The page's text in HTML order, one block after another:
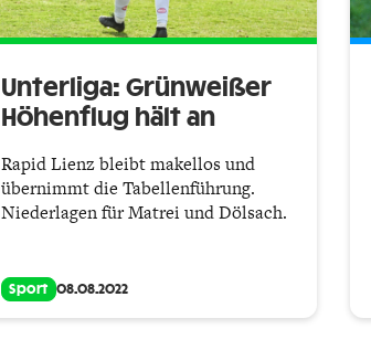
Unterliga: Grünweißer
Höhenflug hält an
Rapid Lienz bleibt makellos und
übernimmt die Tabellenführung.
Niederlagen für Matrei und Dölsach.
Sport 08.08.2022